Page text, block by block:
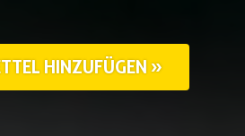
HINZUFÜGEN »